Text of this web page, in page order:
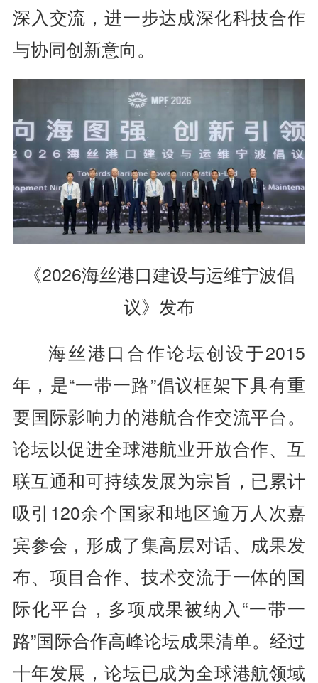
深入交流，进一步达成深化科技合作
与协同创新意向。
《2026海丝港口建设与运维宁波倡
议》发布
海丝港口合作论坛创设于2015
年，是“一带一路”倡议框架下具有重
要国际影响力的港航合作交流平台。
论坛以促进全球港航业开放合作、互
联互通和可持续发展为宗旨，已累计
吸引120余个国家和地区逾万人次嘉
宾参会，形成了集高层对话、成果发
布、项目合作、技术交流于一体的国
际化平台，多项成果被纳入“一带一
路”国际合作高峰论坛成果清单。经过
十年发展，论坛已成为全球港航领域